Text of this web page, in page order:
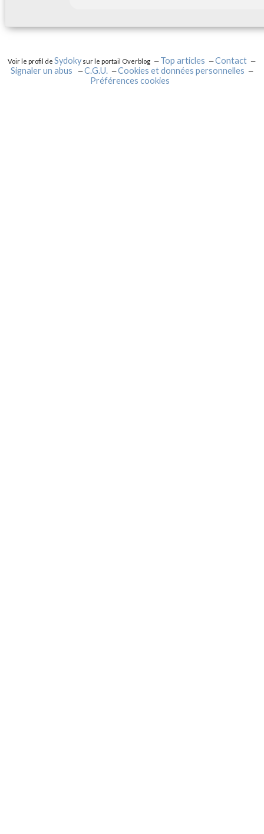
Voir le profil deSydokysur le portail Overblog Top articles
Contact
Signaler un abus
C.G.U.
Cookies et données personnelles
Préférences cookies